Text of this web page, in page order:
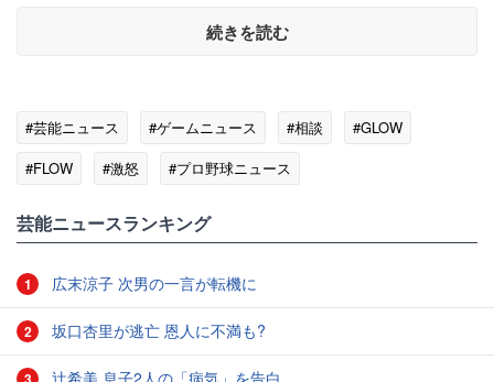
続きを読む
#芸能ニュース #ゲームニュース #相談
#GLOW
#FLOW
#激怒 #プロ野球ニュース
芸能ニュースランキング
1 広末涼子 次男の一言が転機に
2 坂口杏里が逃亡 恩人に不満も?
辻希美 息子2人の「病気」を告白